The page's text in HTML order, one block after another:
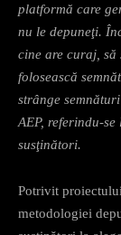
platformă care
nu le depuneţi.
cine are curaj, să
folosească
strânge
AEP, referindu-
susţinători.
Potrivit
metodologiei